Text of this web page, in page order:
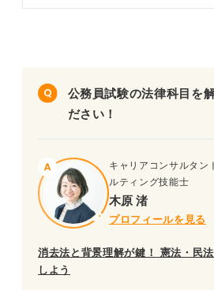
公務員試験の法律科目を
ださい！
キャリアコンサルタン
ルティング技能士
木原 渚
プロフィールを見る
消去法と背景理解が鍵！
憲法・民
しよう
問題4（難易度：★★★☆☆）
問題5（難易度：★★★☆☆）
問題6（難易度：★★★☆☆）
問題7（難易度：★★★☆☆）
問題8（難易度：★★★☆☆）